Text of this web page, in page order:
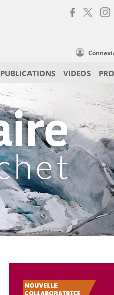
PUBLICATIONS VIDEOS